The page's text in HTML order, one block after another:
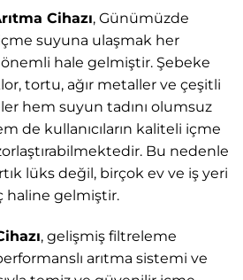
Cihazı, Günümüzde
suyuna ulaşmak her
hale gelmiştir. Şebeke
tortu, ağır metaller ve çeşitli
hem suyun tadını olumsuz
de kullanıcıların kaliteli içme
Bu nedenle
lüks değil, birçok ev ve iş yeri
haline gelmiştir.
, gelişmiş filtreleme
arıtma sistemi ve